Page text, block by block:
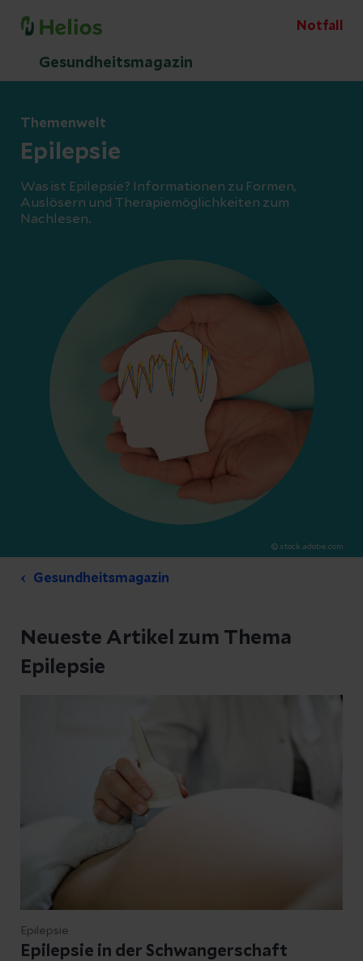
Notfall
Gesundheitsmagazin
Themenwelt
Epilepsie
Was ist Epilepsie? Informationen zu Formen,
Auslösern und Therapiemöglichkeiten zum
Nachlesen.
© stock.adobe.com
Gesundheitsmagazin
Neueste Artikel zum Thema
Epilepsie
Epilepsie
Epilepsie in der Schwangerschaft